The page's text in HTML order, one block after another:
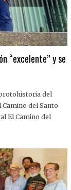
“excelente” y se
del
del Santo
El Camino del